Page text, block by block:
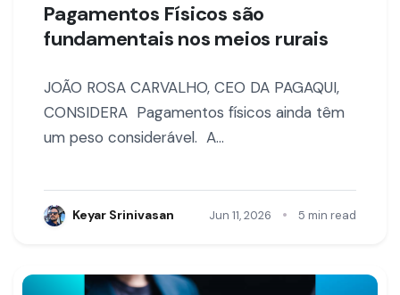
Pagamentos Físicos são
fundamentais nos meios rurais
JOÃO ROSA CARVALHO, CEO DA PAGAQUI,
CONSIDERA Pagamentos físicos ainda têm
um peso considerável. A…
Keyar Srinivasan Jun 11, 2026 • 5 min read